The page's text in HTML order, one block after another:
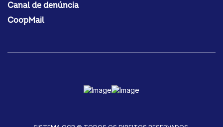
Canal de denúncia
CoopMail